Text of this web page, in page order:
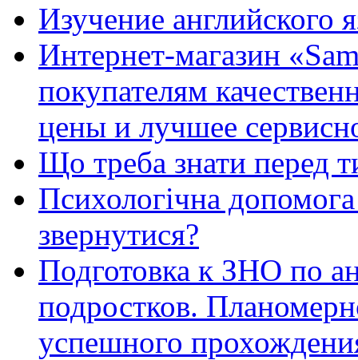
Изучение английского
Интернет-магазин
покупателям
цены и лучшее
Що треба знати перед
Психологічна
звернутися?
Подготовка к ЗНО по
подростков.
успешного